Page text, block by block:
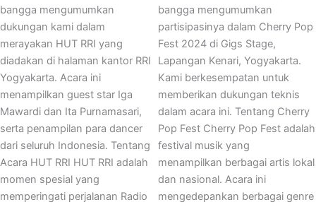
bangga mengumumkan
dukungan kami dalam
merayakan HUT RRI yang
diadakan di halaman kantor RRI
Yogyakarta. Acara ini
menampilkan guest star Iga
Mawardi dan Ita Purnamasari,
serta penampilan para dancer
dari seluruh Indonesia. Tentang
Acara HUT RRI HUT RRI adalah
momen spesial yang
memperingati perjalanan Radio
bangga mengumumkan
partisipasinya dalam Cherry Pop
Fest 2024 di Gigs Stage,
Lapangan Kenari, Yogyakarta.
Kami berkesempatan untuk
memberikan dukungan teknis
dalam acara ini. Tentang Cherry
Pop Fest Cherry Pop Fest adalah
festival musik yang
menampilkan berbagai artis lokal
dan nasional. Acara ini
mengedepankan berbagai genre